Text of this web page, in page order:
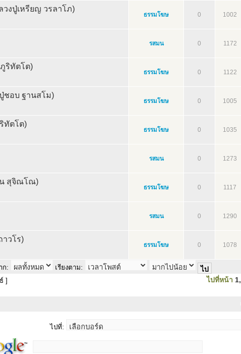
งปู่เหรียญ วรลาโภ)
ธรรมโฆษ 0 1002
รสมน 0 1172
ริทัตโต)
ธรรมโฆษ 0 1122
ชอบ ฐานสโม)
ธรรมโฆษ 0 1005
ทัตโต)
ธรรมโฆษ 0 1035
รสมน 0 1273
น สุจิณโณ)
ธรรมโฆษ 0 1117
รสมน 0 1290
วโร)
ธรรมโฆษ 0 1078
ก: เรียงตาม:
] ไปที่หน้า 1,
ไปที่: